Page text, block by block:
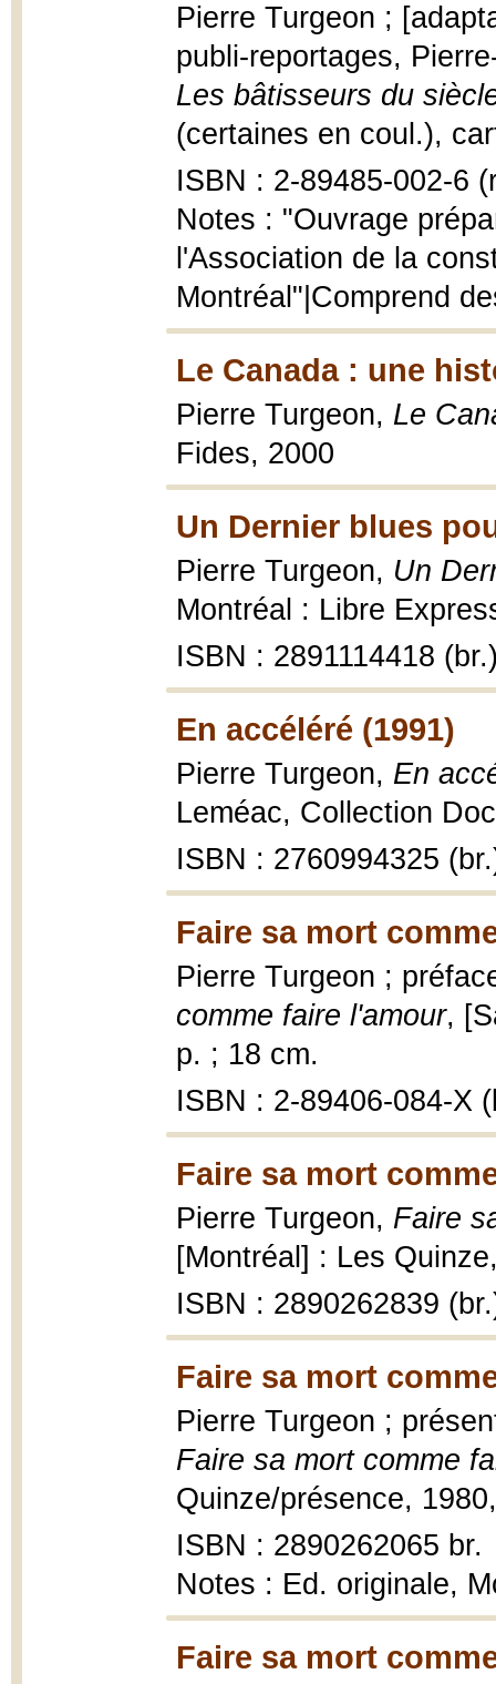
Pierre Turgeon ;
publi-reportages,
Les bâtisseurs du
(certaines en coul.),
ISBN : 2-89485-002-6
Notes : "Ouvrage
l'Association de la
Montréal"|Comprend
Le Canada : une
Pierre Turgeon, Le
Fides, 2000
Un Dernier blues
Pierre Turgeon, Un
Montréal : Libre
ISBN : 2891114418
En accéléré (1991)
Pierre Turgeon, En
Leméac, Collection
ISBN : 2760994325
Faire sa mort
Pierre Turgeon ;
comme faire l'amour,
p. ; 18 cm.
ISBN : 2-89406-084-X
Faire sa mort
Pierre Turgeon, Faire
[Montréal] : Les
ISBN : 2890262839
Faire sa mort
Pierre Turgeon ;
Faire sa mort comme
Quinze/présence,
ISBN : 2890262065 br.
Notes : Ed. originale,
Faire sa mort